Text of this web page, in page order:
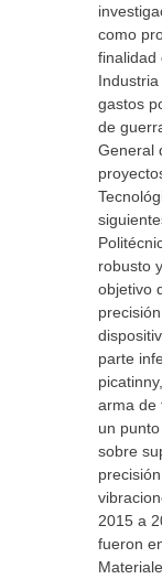
como
finalidad
gastos
de
General
robusto
objetivo
parte
arma de
un
sobre
2015 a
fueron